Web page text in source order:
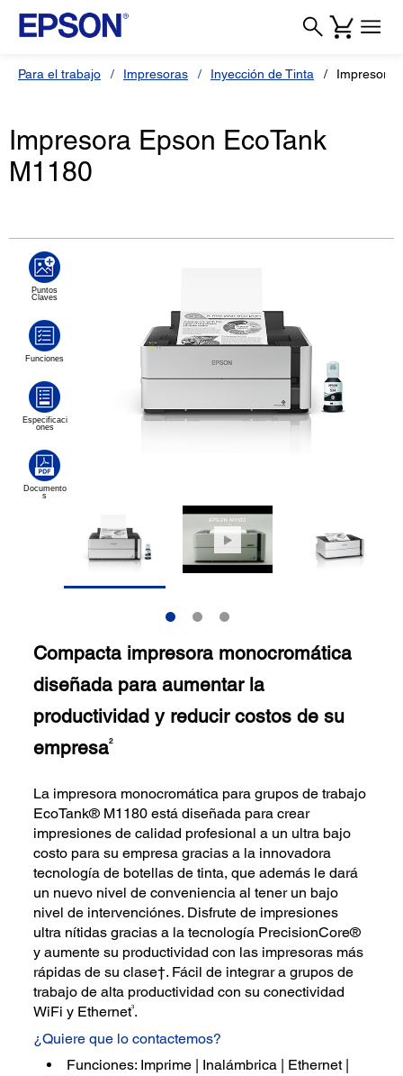
Para el trabajo Impresoras Inyección de Tinta Impresora
Impresora Epson EcoTank
M1180
Compacta impresora monocromática
diseñada para aumentar la
productividad y reducir costos de su
empresa2
La impresora monocromática para grupos de trabajo
EcoTank® M1180 está diseñada para crear
impresiones de calidad profesional a un ultra bajo
costo para su empresa gracias a la innovadora
tecnología de botellas de tinta, que además le dará
un nuevo nivel de conveniencia al tener un bajo
nivel de intervenciónes. Disfrute de impresiones
ultra nítidas gracias a la tecnología PrecisionCore®
y aumente su productividad con las impresoras más
rápidas de su clase†. Fácil de integrar a grupos de
trabajo de alta productividad con su conectividad
WiFi y Ethernet3.
¿Quiere que lo contactemos?
Funciones: Imprime | Inalámbrica | Ethernet |